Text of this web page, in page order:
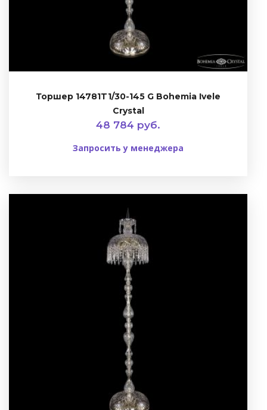
Торшер 14781T1/30-145 G Bohemia Ivele
Crystal
48 784 руб.
Запросить у менеджера